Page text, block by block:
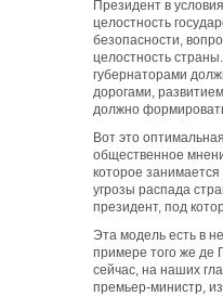
Президент в
целостность
безопасности,
целостность
губернаторами
дорогами,
должно
Вот это
общественное
которое
угрозы распада
президент, под
Эта модель есть в
примере того же де
сейчас, на наших
премьер-министр,